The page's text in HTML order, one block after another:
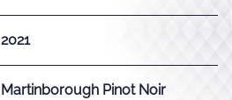
2021
Martinborough Pinot Noir